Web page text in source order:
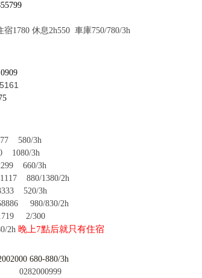
宿1780 休息2h550 車庫750/780/3h
580/3h
1080/3h
660/3h
880/1380/2h
520/3h
980/830/2h
2/300
2h 晚上7點后就只有住宿
680-880/3h
0282000999